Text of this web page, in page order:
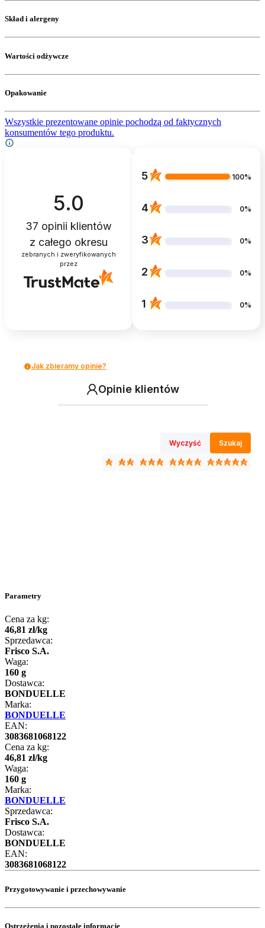
Skład i alergeny
Wartości odżywcze
Opakowanie
Wszystkie prezentowane opinie pochodzą od faktycznych
konsumentów tego produktu.
5.0
37 opinii klientów
z całego okresu
zebranych i zweryfikowanych
przez
5 100%
4 0%
3 0%
2 0%
1 0%
Jak zbieramy opinie?
Opinie klientów
Wyczyść Szukaj
Parametry
Cena za kg:
46,81 zł/kg
Sprzedawca:
Frisco S.A.
Waga:
160 g
Dostawca:
BONDUELLE
Marka:
BONDUELLE
EAN:
3083681068122
Cena za kg:
46,81 zł/kg
Waga:
160 g
Marka:
BONDUELLE
Sprzedawca:
Frisco S.A.
Dostawca:
BONDUELLE
EAN:
3083681068122
Przygotowywanie i przechowywanie
Ostrzeżenia i pozostałe informacje